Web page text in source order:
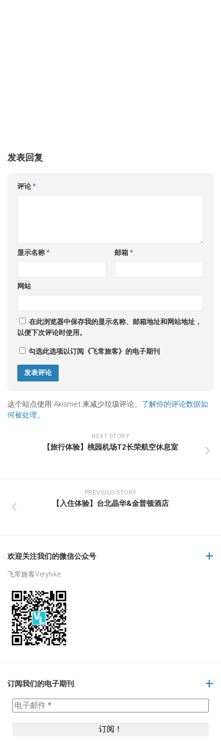
发表回复
评论*
显示名称* 邮箱*
网站
在此浏览器中保存我的显示名称、邮箱地址和网站地址，
以便下次评论时使用。
勾选此选项以订阅《飞常旅客》的电子期刊
这个站点使用 Akismet 来减少垃圾评论。 了解你的评论数据如
何被处理。
NEXT STORY
【旅行体验】桃园机场T2长荣航空休息室
PREVIOUS STORY
【入住体验】台北晶华&金普顿酒店
欢迎关注我们的微信公众号
飞常旅客Verylvke
订阅我们的电子期刊